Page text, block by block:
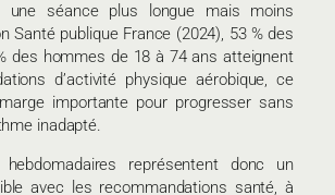
une séance plus longue mais moins
Santé publique France (2024), 53 % des
des hommes de 18 à 74 ans atteignent
d’activité physique aérobique, ce
importante pour progresser sans
inadapté.
représentent donc un
avec les recommandations santé, à